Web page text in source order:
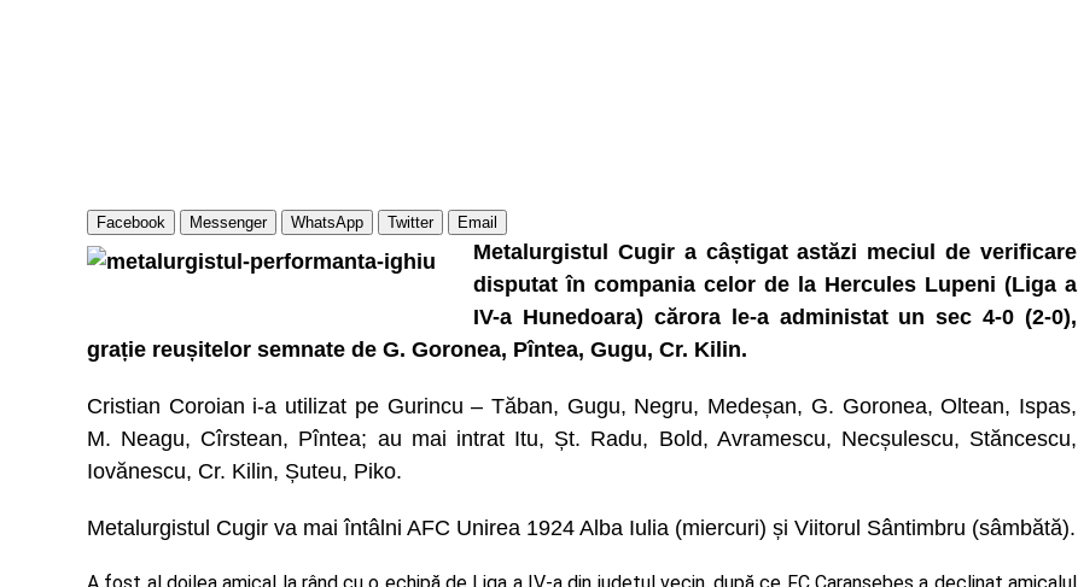
Facebook Messenger WhatsApp Twitter Email
Metalurgistul Cugir a câștigat astăzi meciul de verificare
disputat în compania celor de la Hercules Lupeni (Liga a
IV-a Hunedoara) cărora le-a administat un sec 4-0 (2-0),
grație reușitelor semnate de G. Goronea, Pîntea, Gugu, Cr. Kilin.
Cristian Coroian i-a utilizat pe Gurincu – Tăban, Gugu, Negru, Medeșan, G. Goronea, Oltean, Ispas,
M. Neagu, Cîrstean, Pîntea; au mai intrat Itu, Șt. Radu, Bold, Avramescu, Necșulescu, Stăncescu,
Iovănescu, Cr. Kilin, Șuteu, Piko.
Metalurgistul Cugir va mai întâlni AFC Unirea 1924 Alba Iulia (miercuri) și Viitorul Sântimbru (sâmbătă).